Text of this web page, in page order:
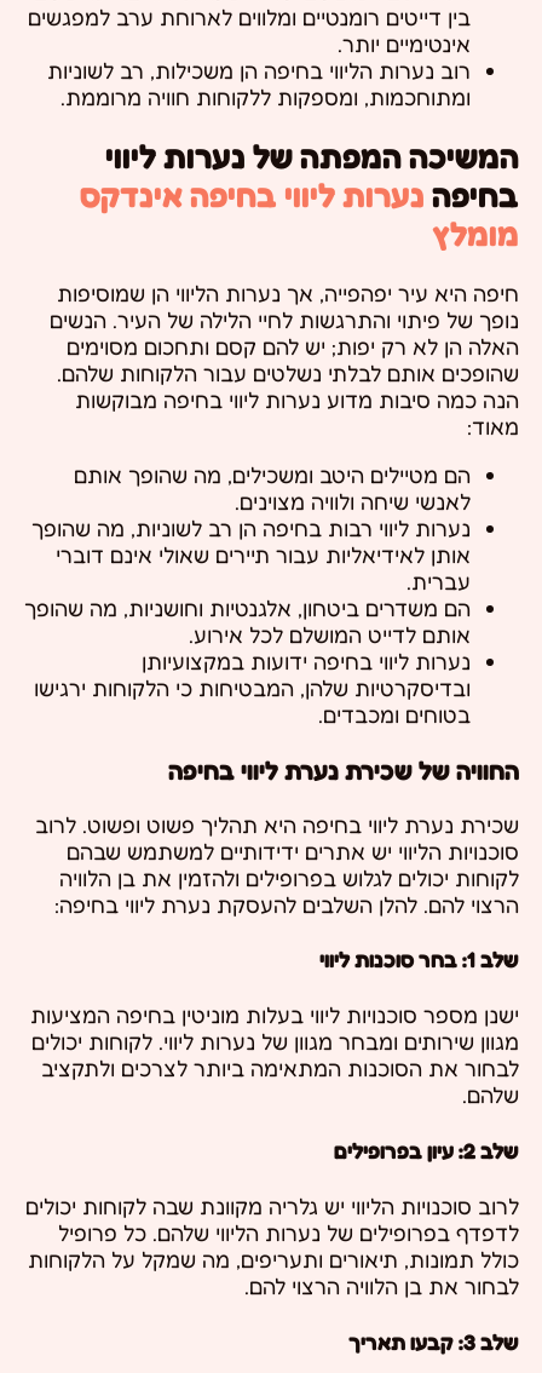
בין דייטים רומנטיים ומלווים לארוחת ערב למפגשים
אינטימיים יותר.
רוב נערות הליווי בחיפה הן משכילות, רב לשוניות
ומתוחכמות, ומספקות ללקוחות חוויה מרוממת.
המשיכה המפתה של נערות ליווי
בחיפה נערות ליווי בחיפה אינדקס
מומלץ
חיפה היא עיר יפהפייה, אך נערות הליווי הן שמוסיפות
נופך של פיתוי והתרגשות לחיי הלילה של העיר. הנשים
האלה הן לא רק יפות; יש להם קסם ותחכום מסוימים
שהופכים אותם לבלתי נשלטים עבור הלקוחות שלהם.
הנה כמה סיבות מדוע נערות ליווי בחיפה מבוקשות
מאוד:
הם מטיילים היטב ומשכילים, מה שהופך אותם
לאנשי שיחה ולוויה מצוינים.
נערות ליווי רבות בחיפה הן רב לשוניות, מה שהופך
אותן לאידיאליות עבור תיירים שאולי אינם דוברי
עברית.
הם משדרים ביטחון, אלגנטיות וחושניות, מה שהופך
אותם לדייט המושלם לכל אירוע.
נערות ליווי בחיפה ידועות במקצועיותן
ובדיסקרטיות שלהן, המבטיחות כי הלקוחות ירגישו
בטוחים ומכבדים.
החוויה של שכירת נערת ליווי בחיפה
שכירת נערת ליווי בחיפה היא תהליך פשוט ופשוט. לרוב
סוכנויות הליווי יש אתרים ידידותיים למשתמש שבהם
לקוחות יכולים לגלוש בפרופילים ולהזמין את בן הלוויה
הרצוי להם. להלן השלבים להעסקת נערת ליווי בחיפה:
שלב 1: בחר סוכנות ליווי
ישנן מספר סוכנויות ליווי בעלות מוניטין בחיפה המציעות
מגוון שירותים ומבחר מגוון של נערות ליווי. לקוחות יכולים
לבחור את הסוכנות המתאימה ביותר לצרכים ולתקציב
שלהם.
שלב 2: עיון בפרופילים
לרוב סוכנויות הליווי יש גלריה מקוונת שבה לקוחות יכולים
לדפדף בפרופילים של נערות הליווי שלהם. כל פרופיל
כולל תמונות, תיאורים ותעריפים, מה שמקל על הלקוחות
לבחור את בן הלוויה הרצוי להם.
שלב 3: קבעו תאריך